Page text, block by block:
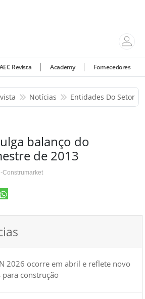
AEC Revista Academy Fornecedores
Notícias Entidades Do Setor
balanço do
de 2013
Construmarket
2026 ocorre em abril e reflete novo
para construção